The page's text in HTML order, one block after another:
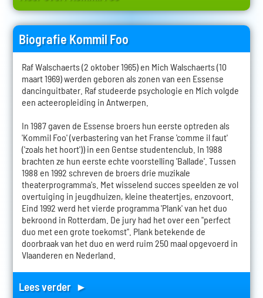
Biografie Kommil Foo
Raf Walschaerts (2 oktober 1965) en Mich Walschaerts (10
maart 1969) werden geboren als zonen van een Essense
dancinguitbater. Raf studeerde psychologie en Mich volgde
een acteeropleiding in Antwerpen.
In 1987 gaven de Essense broers hun eerste optreden als
'Kommil Foo' (verbastering van het Franse 'comme il faut'
('zoals het hoort')) in een Gentse studentenclub. In 1988
brachten ze hun eerste echte voorstelling 'Ballade'. Tussen
1988 en 1992 schreven de broers drie muzikale
theaterprogramma's. Met wisselend succes speelden ze vol
overtuiging in jeugdhuizen, kleine theatertjes, enzovoort.
Eind 1992 werd het vierde programma 'Plank' van het duo
bekroond in Rotterdam. De jury had het over een "perfect
duo met een grote toekomst". Plank betekende de
doorbraak van het duo en werd ruim 250 maal opgevoerd in
Vlaanderen en Nederland.
Lees verder ►